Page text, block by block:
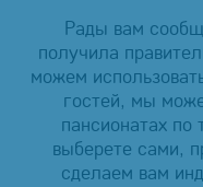
Рады вам
получила
можем
гостей, мы
пансионатах по
выберете сами,
сделаем вам